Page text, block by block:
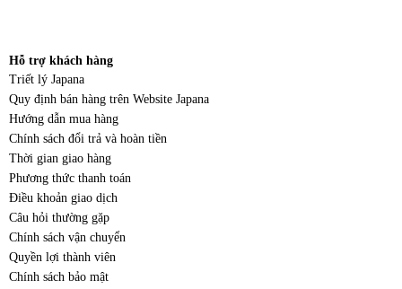
Hỗ trợ khách hàng
Triết lý Japana
Quy định bán hàng trên Website Japana
Hướng dẫn mua hàng
Chính sách đổi trả và hoàn tiền
Thời gian giao hàng
Phương thức thanh toán
Điều khoản giao dịch
Câu hỏi thường gặp
Chính sách vận chuyển
Quyền lợi thành viên
Chính sách bảo mật